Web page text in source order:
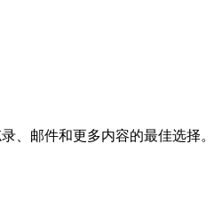
、邮件和更多内容的最佳选择。